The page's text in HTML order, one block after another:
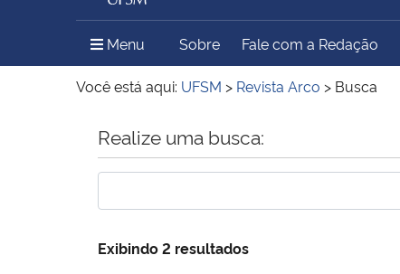
Ministério do Meio Ambiente Ministério do Turismo
Menu Menu Principal do Sítio
Sobre Fale com a Redação
Você está aqui: UFSM > Revista Arco > Busca
Início do conteúdo
Realize uma busca:
Exibindo 2 resultados